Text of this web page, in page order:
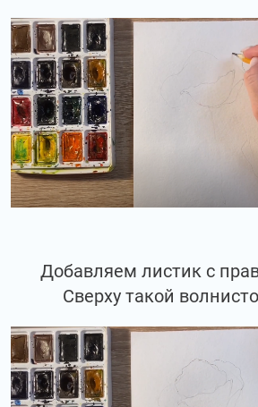
Добавляем листик с
Сверху такой